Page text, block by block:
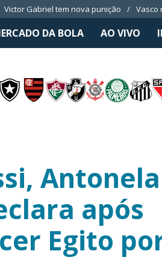
Victor Gabriel tem nova punição Vasco
DA BOLA AO VIVO
Antonela
após
Egito